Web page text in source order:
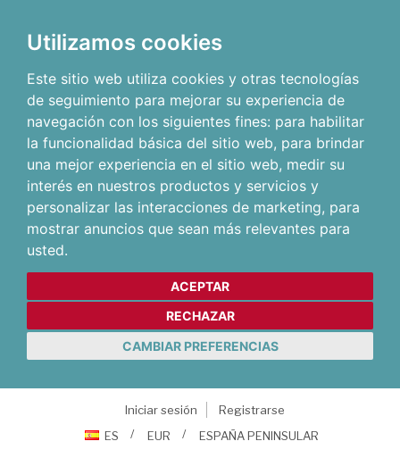
Utilizamos cookies
Este sitio web utiliza cookies y otras tecnologías
de seguimiento para mejorar su experiencia de
navegación con los siguientes fines: para habilitar
la funcionalidad básica del sitio web, para brindar
una mejor experiencia en el sitio web, medir su
interés en nuestros productos y servicios y
personalizar las interacciones de marketing, para
mostrar anuncios que sean más relevantes para
usted.
ACEPTAR
RECHAZAR
CAMBIAR PREFERENCIAS
Iniciar sesión
Registrarse
ES
EUR ESPAÑA PENINSULAR